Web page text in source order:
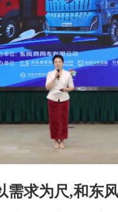
需求为尺,和东